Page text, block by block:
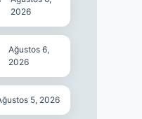
2026
Ağustos 6,
2026
5, 2026